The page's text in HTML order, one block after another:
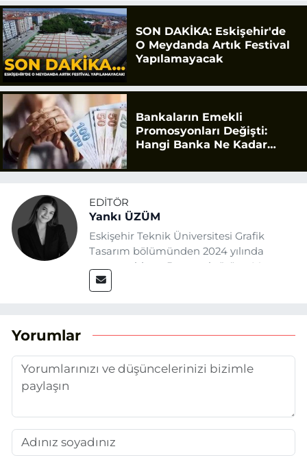
SON DAKİKA: Eskişehir'de
O Meydanda Artık Festival
Yapılamayacak
Bankaların Emekli
Promosyonları Değişti:
Hangi Banka Ne Kadar
EDITÖR
Yankı ÜZÜM
Eskişehir Teknik Üniversitesi Grafik
Tasarım bölümünden 2024 yılında
mezun oldum. Basın sektörüne Mayıs
2025’te Eskişehir Haber Ajansı ile adım
aktarmayı hedefliyorum.
Yorumlar